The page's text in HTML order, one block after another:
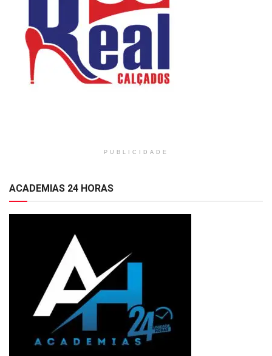
PUBLICIDADE
ACADEMIAS 24 HORAS